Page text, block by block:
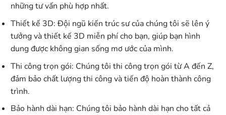
những tư vấn phù hợp nhất.
Thiết kế 3D: Đội ngũ kiến trúc sư của chúng tôi sẽ lên ý
tưởng và thiết kế 3D miễn phí cho bạn, giúp bạn hình
dung được không gian sống mơ ước của mình.
Thi công trọn gói: Chúng tôi thi công trọn gói từ A đến Z,
đảm bảo chất lượng thi công và tiến độ hoàn thành công
trình.
Bảo hành dài hạn: Chúng tôi bảo hành dài hạn cho tất cả